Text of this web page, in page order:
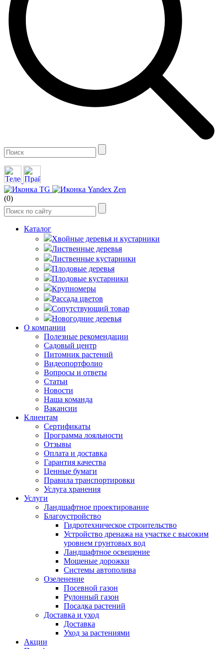
(0)
Каталог
Хвойные деревья и кустарники
Лиственные деревья
Лиственные кустарники
Плодовые деревья
Плодовые кустарники
Крупномеры
Рассада цветов
Сопутствующий товар
Новогодние деревья
О компании
Полезные рекомендации
Садовый центр
Питомник растений
Видеопортфолио
Вопросы и ответы
Статьи
Новости
Наша команда
Вакансии
Клиентам
Сертификаты
Программа лояльности
Отзывы
Оплата и доставка
Гарантия качества
Ценные бумаги
Правила транспортировки
Услуга хранения
Услуги
Ландшафтное проектирование
Благоустройство
Гидротехническое строительство
Устройство дренажа на участке с высоким
уровнем грунтовых вод
Ландшафтное освещение
Мощеные дорожки
Системы автополива
Озеленение
Посевной газон
Рулонный газон
Посадка растений
Доставка и уход
Доставка
Уход за растениями
Акции